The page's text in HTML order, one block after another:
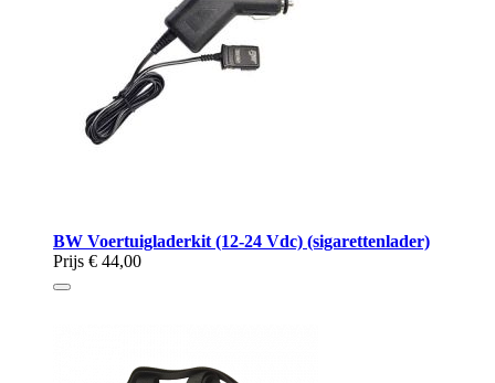
BW Voertuigladerkit (12-24 Vdc) (sigarettenlader)
Prijs € 44,00